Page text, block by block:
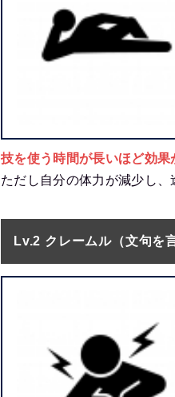
技を使う時間が長いほど効果
ただし自分の体力が減少し、
Lv.2 クレームル（文句を